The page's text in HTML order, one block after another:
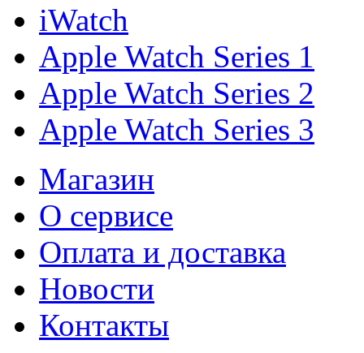
iWatch
Apple Watch Series 1
Apple Watch Series 2
Apple Watch Series 3
Магазин
О cервисе
Оплата и доставка
Новости
Контакты